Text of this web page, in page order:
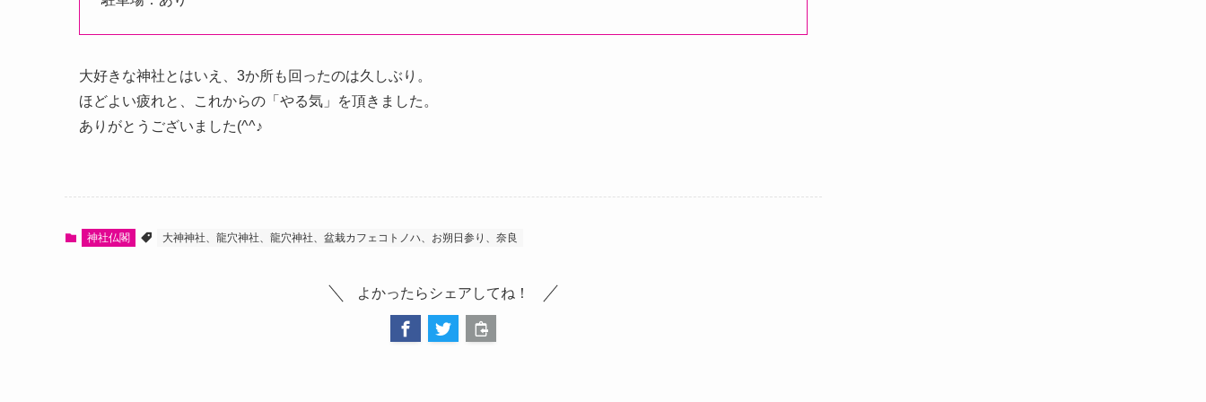
大好きな神社とはいえ、3か所も回ったのは久しぶり。
ほどよい疲れと、これからの「やる気」を頂きました。
ありがとうございました(^^♪
神社仏閣 大神神社、龍穴神社、龍穴神社、盆栽カフェコトノハ、お朔日参り、奈良
よかったらシェアしてね！